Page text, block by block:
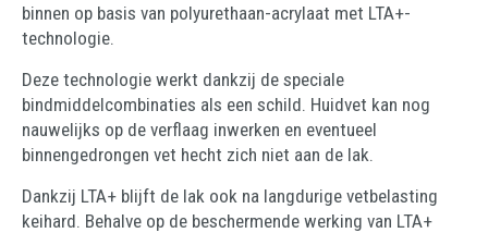
binnen op basis van polyurethaan-acrylaat met LTA+-
technologie.
Deze technologie werkt dankzij de speciale
bindmiddelcombinaties als een schild. Huidvet kan nog
nauwelijks op de verflaag inwerken en eventueel
binnengedrongen vet hecht zich niet aan de lak.
Dankzij LTA+ blijft de lak ook na langdurige vetbelasting
keihard. Behalve op de beschermende werking van LTA+